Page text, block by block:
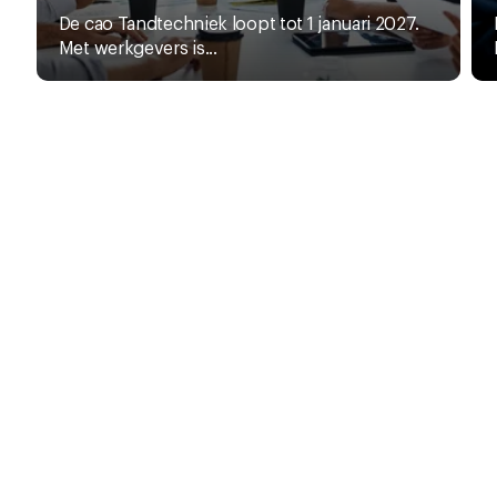
De cao Tandtechniek loopt tot 1 januari 2027.
Met werkgevers is...